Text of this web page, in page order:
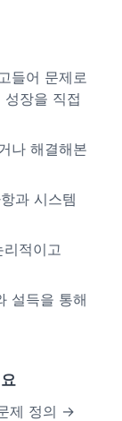
들어 문제로
장을 직접
나 해결해본
과 시스템
적이고
설득을 통해
제 정의 →